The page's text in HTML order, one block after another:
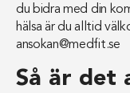
du bidra med din
hälsa är du alltid
ansokan@medfit.se
Så är det